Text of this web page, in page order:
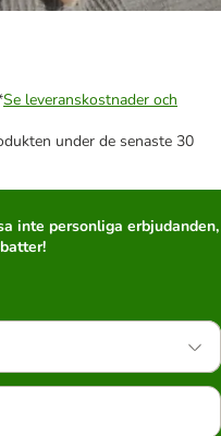
Se leveranskostnader och
under de senaste 30
inte personliga erbjudanden,